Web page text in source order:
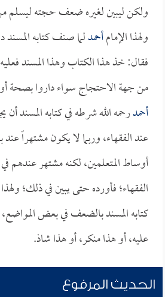
ولكن ليبين لغيره ضعف حجته ليسلم
ولهذا الإمامأحمدلما صنف كتابه المسند
فقال: خذ هذا الكتاب وهذا المسند
من جهة الاحتجاج سواء داروا بصحة
أحمدرحمه الله شرطه في كتابه المسند
عند الفقهاء، وربما لا يكون مشتهراً
أوساط المتعلمين، لكنه مشتهر عندهم
الفقهاء؛ فأورده حتى يبين في ذلك؛
كتابه المسند بالضعف في بعض
عليه، أو هذا منكر، أو هذا شاذ.
الحديث المرفوع